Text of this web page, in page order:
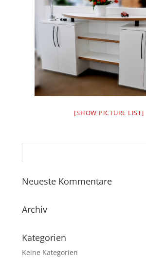
[SHOW PICTURE LIST]
Neueste Kommentare
Archiv
Kategorien
Keine Kategorien